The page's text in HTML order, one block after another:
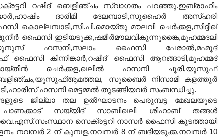
റഷീദ് ബെളിഞ്ചം സ്വാഗതം പറഞ്ഞു.ഇബ്രാഹിം
ദാരിമി ദേലമ്പാടി,സുഹൈര്‍ അസ്ഹരി
കൊല്ലമ്പാടി,സി.പി.മൊയ്തു മൗലവി ചെര്‍ക്കള,സിദ്ദീഖ്
ഫൈസി ഇടിയടുക്ക,ഷമീര്‍മൗലവികുന്നുങ്കൈ,മുഹമ്മദലി
ഹസനി,സലാം ഫൈസി പേരാല്‍,മഹ്മൂദ്
ഫൈസി കിന്നിങ്കാര്‍,റഷീദ് ഫൈസി ആറങ്ങാടി,മുഹമ്മദ്
ചെര്‍ക്കള,ഖലീല്‍ ഹസനി ചൂരി,യൂസുഫ്
സുബൈര്‍ നിസാമി കളത്തൂര്‍
ഹസനി മെട്ടമ്മല്‍ തുടങ്ങിയവര്‍ സംബന്ധിച്ചു.
ജില്ലാ തല ഉല്‍ഘാടനം പെരുമ്പട്ട മേഖലയുടെ
പാണക്കാട് സയ്യിദ് സാബിഖലി ശിഹാബ് തങ്ങള്‍
സെക്രട്ടറി നാസര്‍ ഫൈസി കൂടത്തായി
നവമ്പര്‍ 2 ന് കുമ്പള,നവമ്പര്‍ 8 ന് ബദിയടുക്ക,നവമ്പര്‍ 10